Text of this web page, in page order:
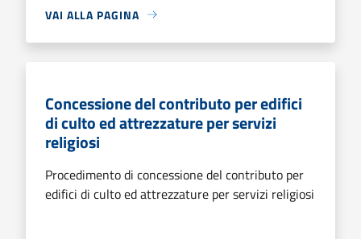
VAI ALLA PAGINA
Concessione del contributo per edifici
di culto ed attrezzature per servizi
religiosi
Procedimento di concessione del contributo per
edifici di culto ed attrezzature per servizi religiosi